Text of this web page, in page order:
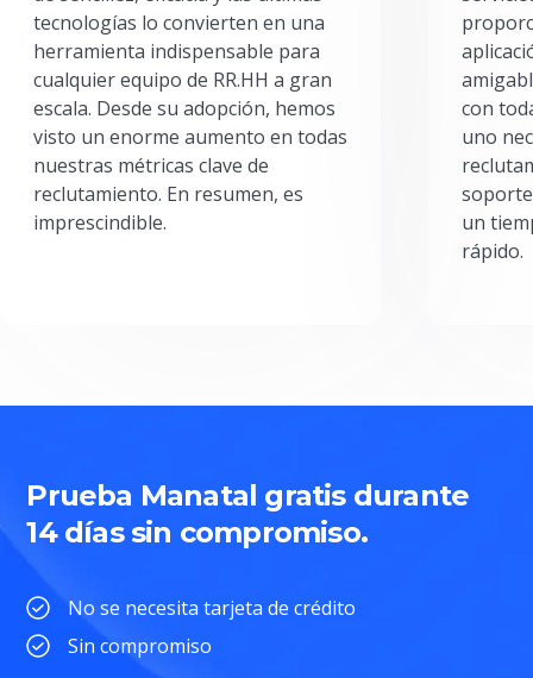
tecnologías lo convierten en una
herramienta indispensable para
cualquier equipo de RR.HH a gran
escala. Desde su adopción, hemos
visto un enorme aumento en todas
nuestras métricas clave de
reclutamiento. En resumen, es
imprescindible.
con
uno
un
rápido.
Prueba Manatal gratis durante
14 días sin compromiso.
No se necesita tarjeta de crédito
Sin compromiso